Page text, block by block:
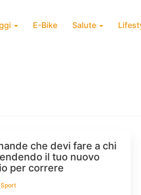
E-Bike Salute
che devi fare a chi
il tuo nuovo
per correre